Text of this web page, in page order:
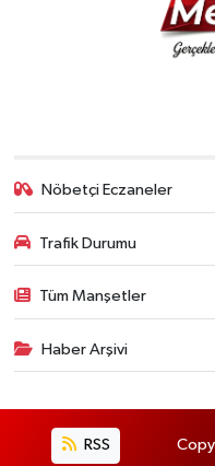
Nöbetçi Eczaneler
Trafik Durumu
Tüm Manşetler
Haber Arşivi
RSS